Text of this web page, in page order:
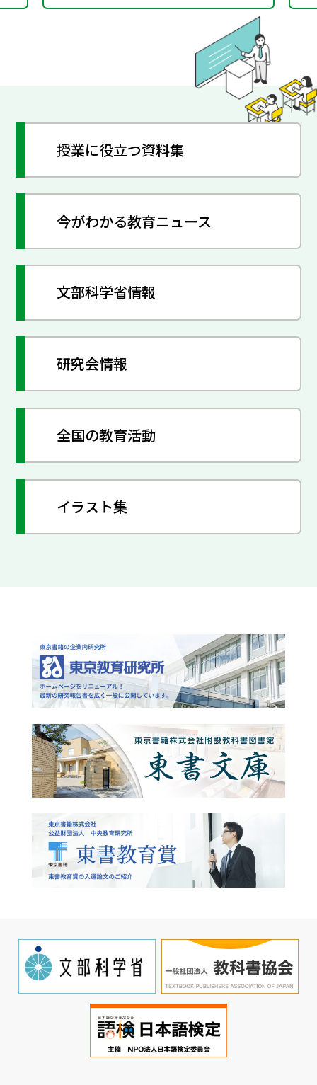
授業に役立つ資料集
今がわかる教育ニュース
文部科学省情報
研究会情報
全国の教育活動
イラスト集